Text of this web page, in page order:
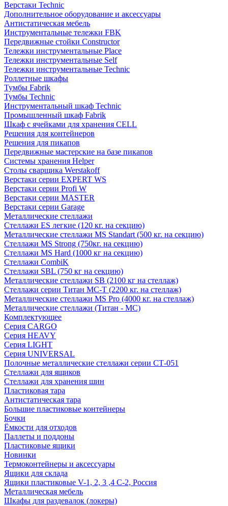
Верстаки Technic
Дополнительное оборудование и аксессуары
Антистатическая мебель
Инструментальные тележки FBK
Передвижные стойки Constructor
Тележки инструментальные Place
Тележки инструментальные Self
Тележки инструментальные Technic
Роллетные шкафы
Тумбы Fabrik
Тумбы Technic
Инструментальный шкаф Technic
Промышленный шкаф Fabrik
Шкаф с ячейками для хранения CELL
Решения для контейнеров
Решения для пикапов
Передвижные мастерские на базе пикапов
Системы хранения Helper
Столы сварщика Werstakoff
Верстаки серии EXPERT WS
Верстаки серии Profi W
Верстаки серии MASTER
Верстаки серии Garage
Металлические стеллажи
Стеллажи ES легкие (120 кг. на секцию)
Металлические стеллажи MS Standart (500 кг. на секцию)
Стеллажи MS Strong (750кг. на секцию)
Стеллажи MS Hard (1000 кг на секцию)
Стеллажи CombiK
Стеллажи SBL (750 кг на секцию)
Металлические стеллажи SB (2100 кг на стеллаж)
Стеллажи серии Титан МС-Т (2200 кг. на стеллаж)
Металлические стеллажи MS Pro (4000 кг. на стеллаж)
Металлические стеллажи (Титан - МС)
Комплектующее
Серия CARGO
Серия HEAVY
Серия LIGHT
Серия UNIVERSAL
Полочные металлические стеллажи серии СТ-051
Стеллажи для ящиков
Стеллажи для хранения шин
Пластиковая тара
Антистатическая тара
Большие пластиковые контейнеры
Бочки
Ёмкости для отходов
Паллеты и поддоны
Пластиковые ящики
Новинки
Термоконтейнеры и аксессуары
Ящики для склада
Ящики пластиковые V-1, 2, 3 ,4 С-2, Россия
Металлическая мебель
Шкафы для раздевалок (локеры)